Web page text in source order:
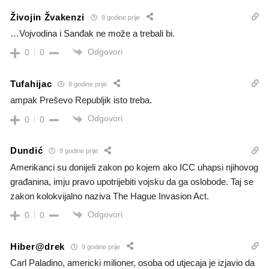
Živojin Žvakenzi 9 godine prije
…Vojvodina i Sanđak ne može a trebali bi.
0 0 Odgovori
Tufahijac 9 godine prije
ampak Preševo Republjik isto treba.
0 0 Odgovori
Dundić 9 godine prije
Amerikanci su donijeli zakon po kojem ako ICC uhapsi njihovog
građanina, imju pravo upotrijebiti vojsku da ga oslobode. Taj se
zakon kolokvijalno naziva The Hague Invasion Act.
0 0 Odgovori
Hiber@drek 9 godine prije
Carl Paladino, americki milioner, osoba od utjecaja je izjavio da